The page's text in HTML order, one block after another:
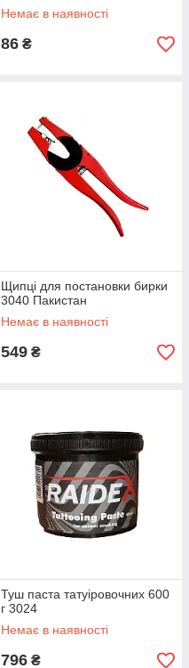
Немає в наявності
86 ₴
Щипці для постановки бирки
3040 Пакистан
Немає в наявності
549 ₴
Туш паста татуіровочних 600
г 3024
Немає в наявності
796 ₴